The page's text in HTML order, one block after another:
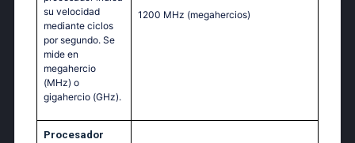
su velocidad
mediante ciclos
por segundo. Se
mide en
megahercio
(MHz) o
gigahercio (GHz).
1200 MHz (megahercios)
Procesador